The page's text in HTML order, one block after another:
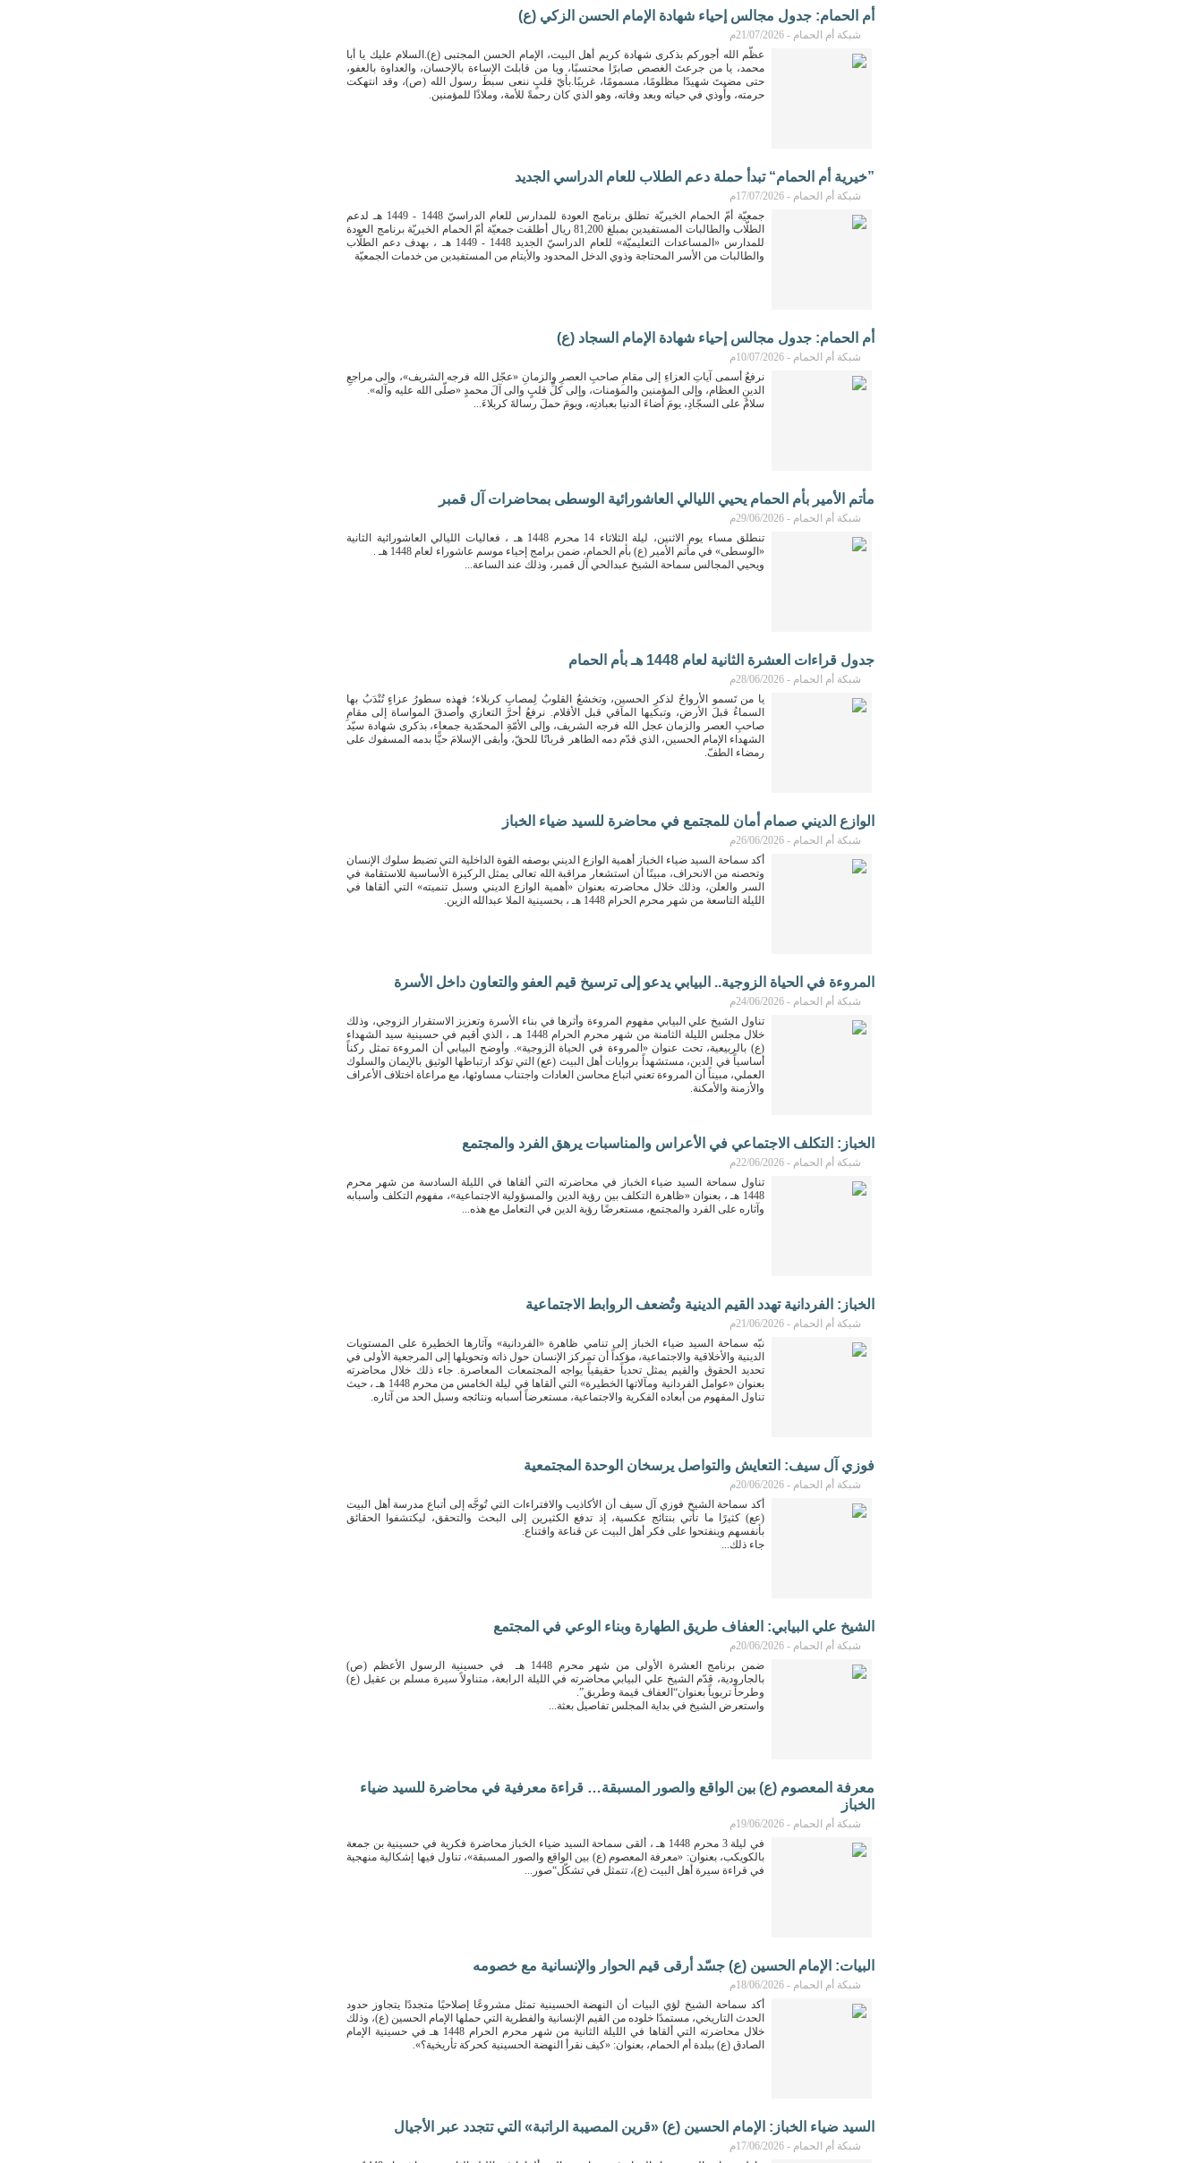
أم الحمام: جدول مجالس إحياء شهادة الإمام الحسن الزكي (ع)
شبكة أم الحمام - 21/07/2026م
عظّم الله أجوركم بذكرى شهادة كريم أهل البيت، الإمام الحسن المجتبى (ع).السلام عليك يا أبا
محمد، يا من جرعتَ الغصص صابرًا محتسبًا، ويا من قابلتَ الإساءة بالإحسان، والعداوة بالعفو،
حتى مضيتَ شهيدًا مظلومًا، مسمومًا، غريبًا.بأيّ قلبٍ ننعى سبطَ رسول الله (ص)، وقد انتهكت
حرمته، وأُوذي في حياته وبعد وفاته، وهو الذي كان رحمةً للأمة، وملاذًا للمؤمنين.
”خيرية أم الحمام“ تبدأ حملة دعم الطلاب للعام الدراسي الجديد
شبكة أم الحمام - 17/07/2026م
جمعيّة أمّ الحمام الخيريّة تطلق برنامج العودة للمدارس للعام الدراسيّ 1448 - 1449 هـ لدعم
الطلّاب والطالبات المستفيدين بمبلغ 81,200 ريال أطلقت جمعيّة أمّ الحمام الخيريّة برنامج العودة
للمدارس «المساعدات التعليميّة» للعام الدراسيّ الجديد 1448 - 1449 هـ ، بهدف دعم الطلّاب
والطالبات من الأسر المحتاجة وذوي الدخل المحدود والأيتام من المستفيدين من خدمات الجمعيّة
أم الحمام: جدول مجالس إحياء شهادة الإمام السجاد (ع)
شبكة أم الحمام - 10/07/2026م
نرفعُ أسمى آياتِ العزاءِ إلى مقامِ صاحبِ العصرِ والزمانِ «عجّل الله فرجه الشريف»، وإلى مراجعِ
الدينِ العظام، وإلى المؤمنين والمؤمنات، وإلى كلِّ قلبٍ والى آلَ محمدٍ «صلّى الله عليه وآله».
سلامٌ على السجّادِ، يومَ أضاءَ الدنيا بعبادتِه، ويومَ حملَ رسالةَ كربلاءَ...
مأتم الأمير بأم الحمام يحيي الليالي العاشورائية الوسطى بمحاضرات آل قمبر
شبكة أم الحمام - 29/06/2026م
تنطلق مساء يوم الاثنين، ليلة الثلاثاء 14 محرم 1448 هـ ، فعاليات الليالي العاشورائية الثانية
«الوسطى» في مأتم الأمير (ع) بأم الحمام، ضمن برامج إحياء موسم عاشوراء لعام 1448 هـ .
ويحيي المجالس سماحة الشيخ عبدالحي آل قمبر، وذلك عند الساعة...
جدول قراءات العشرة الثانية لعام 1448 هـ بأم الحمام
شبكة أم الحمام - 28/06/2026م
يا من تَسمو الأرواحُ لذكرِ الحسين، وتخشعُ القلوبُ لِمصابِ كربلاء؛ فهذه سطورُ عزاءٍ تُنْدَبُ بها
السماءُ قبلَ الأرض، وتبكيها المآقي قبل الأقلام. نرفعُ أحرَّ التعازي وأصدقَ المواساة إلى مقامِ
صاحبِ العصر والزمان عجل الله فرجه الشريف، وإلى الأمّةِ المحمّدية جمعاء، بذكرى شهادة سيّد
الشهداء الإمام الحسين، الذي قدّم دمه الطاهر قربانًا للحقّ، وأبقى الإسلامَ حيًّا بدمه المسفوك على
رمضاء الطفّ.
الوازع الديني صمام أمان للمجتمع في محاضرة للسيد ضياء الخباز
شبكة أم الحمام - 26/06/2026م
أكد سماحة السيد ضياء الخباز أهمية الوازع الديني بوصفه القوة الداخلية التي تضبط سلوك الإنسان
وتحصنه من الانحراف، مبينًا أن استشعار مراقبة الله تعالى يمثل الركيزة الأساسية للاستقامة في
السر والعلن، وذلك خلال محاضرته بعنوان «أهمية الوازع الديني وسبل تنميته» التي ألقاها في
الليلة التاسعة من شهر محرم الحرام 1448 هـ ، بحسينية الملا عبدالله الزين.
المروءة في الحياة الزوجية.. البيابي يدعو إلى ترسيخ قيم العفو والتعاون داخل الأسرة
شبكة أم الحمام - 24/06/2026م
تناول الشيخ علي البيابي مفهوم المروءة وأثرها في بناء الأسرة وتعزيز الاستقرار الزوجي، وذلك
خلال مجلس الليلة الثامنة من شهر محرم الحرام 1448 هـ ، الذي أقيم في حسينية سيد الشهداء
(ع) بالربيعية، تحت عنوان «المروءة في الحياة الزوجية». وأوضح البيابي أن المروءة تمثل ركناً
أساسياً في الدين، مستشهداً بروايات أهل البيت (عع) التي تؤكد ارتباطها الوثيق بالإيمان والسلوك
العملي، مبيناً أن المروءة تعني اتباع محاسن العادات واجتناب مساوئها، مع مراعاة اختلاف الأعراف
والأزمنة والأمكنة.
الخباز: التكلف الاجتماعي في الأعراس والمناسبات يرهق الفرد والمجتمع
شبكة أم الحمام - 22/06/2026م
تناول سماحة السيد ضياء الخباز في محاضرته التي ألقاها في الليلة السادسة من شهر محرم
1448 هـ ، بعنوان «ظاهرة التكلف بين رؤية الدين والمسؤولية الاجتماعية»، مفهوم التكلف وأسبابه
وآثاره على الفرد والمجتمع، مستعرضًا رؤية الدين في التعامل مع هذه...
الخباز: الفردانية تهدد القيم الدينية وتُضعف الروابط الاجتماعية
شبكة أم الحمام - 21/06/2026م
نبّه سماحة السيد ضياء الخباز إلى تنامي ظاهرة «الفردانية» وآثارها الخطيرة على المستويات
الدينية والأخلاقية والاجتماعية، مؤكداً أن تمركز الإنسان حول ذاته وتحويلها إلى المرجعية الأولى في
تحديد الحقوق والقيم يمثل تحدياً حقيقياً يواجه المجتمعات المعاصرة. جاء ذلك خلال محاضرته
بعنوان «عوامل الفردانية ومآلاتها الخطيرة» التي ألقاها في ليلة الخامس من محرم 1448 هـ ، حيث
تناول المفهوم من أبعاده الفكرية والاجتماعية، مستعرضاً أسبابه ونتائجه وسبل الحد من آثاره.
فوزي آل سيف: التعايش والتواصل يرسخان الوحدة المجتمعية
شبكة أم الحمام - 20/06/2026م
أكد سماحة الشيخ فوزي آل سيف أن الأكاذيب والافتراءات التي تُوجَّه إلى أتباع مدرسة أهل البيت
(عع) كثيرًا ما تأتي بنتائج عكسية، إذ تدفع الكثيرين إلى البحث والتحقق، ليكتشفوا الحقائق
بأنفسهم وينفتحوا على فكر أهل البيت عن قناعة واقتناع.
جاء ذلك...
الشيخ علي البيابي: العفاف طريق الطهارة وبناء الوعي في المجتمع
شبكة أم الحمام - 20/06/2026م
ضمن برنامج العشرة الأولى من شهر محرم 1448 هـ في حسينية الرسول الأعظم (ص)
بالجارودية، قدّم الشيخ علي البيابي محاضرته في الليلة الرابعة، متناولاً سيرة مسلم بن عقيل (ع)
وطرحاً تربوياً بعنوان“العفاف قيمة وطريق”.
واستعرض الشيخ في بداية المجلس تفاصيل بعثة...
معرفة المعصوم (ع) بين الواقع والصور المسبقة… قراءة معرفية في محاضرة للسيد ضياء
الخباز
شبكة أم الحمام - 19/06/2026م
في ليلة 3 محرم 1448 هـ ، ألقى سماحة السيد ضياء الخباز محاضرة فكرية في حسينية بن جمعة
بالكويكب، بعنوان: «معرفة المعصوم (ع) بين الواقع والصور المسبقة»، تناول فيها إشكالية منهجية
في قراءة سيرة أهل البيت (ع)، تتمثل في تشكّل“صور...
البيات: الإمام الحسين (ع) جسّد أرقى قيم الحوار والإنسانية مع خصومه
شبكة أم الحمام - 18/06/2026م
أكد سماحة الشيخ لؤي البيات أن النهضة الحسينية تمثل مشروعًا إصلاحيًا متجددًا يتجاوز حدود
الحدث التاريخي، مستمدًا خلوده من القيم الإنسانية والفطرية التي حملها الإمام الحسين (ع)، وذلك
خلال محاضرته التي ألقاها في الليلة الثانية من شهر محرم الحرام 1448 هـ في حسينية الإمام
الصادق (ع) ببلدة أم الحمام، بعنوان: «كيف نقرأ النهضة الحسينية كحركة تأريخية؟».
السيد ضياء الخباز: الإمام الحسين (ع) «قرين المصيبة الراتبة» التي تتجدد عبر الأجيال
شبكة أم الحمام - 17/06/2026م